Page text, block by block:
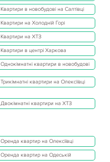
Квартири в новобудові на Салтівці
Квартири на Холодній Горі
Квартири на ХТЗ
Квартири в центрі Харкова
Однокімнатні квартири в новобудові
Трикімнатні квартири на Олексіївці
Двокімнатні квартири на ХТЗ
Оренда квартир на Олексіївці
Оренда квартир на Одеській